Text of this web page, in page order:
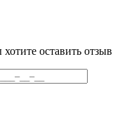
оставить отзыв